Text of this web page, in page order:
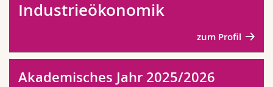
Math.-Nat. und Med. Fak.
Mitarbeitende
Webmail
MyUnifr
Industrieökonomik
zum Profil
Akademisches Jahr 2025/2026